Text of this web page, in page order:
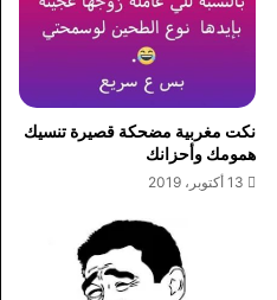
نكت مغربية مضحكة قصيرة تنسيك
همومك وأحزانك
13 أكتوبر، 2019